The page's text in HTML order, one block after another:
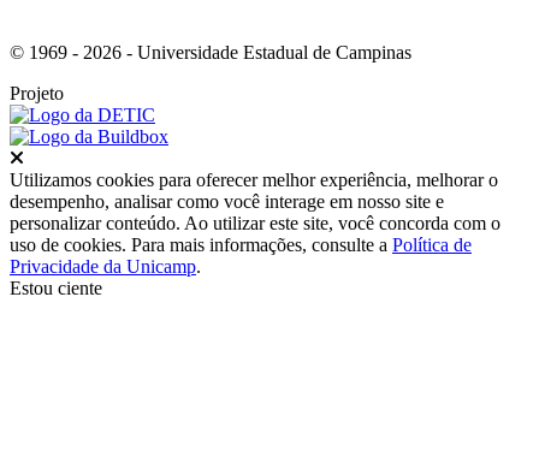
© 1969 - 2026 - Universidade Estadual de Campinas
Projeto
Utilizamos cookies para oferecer melhor experiência, melhorar o
desempenho, analisar como você interage em nosso site e
personalizar conteúdo. Ao utilizar este site, você concorda com o
uso de cookies. Para mais informações, consulte a Política de
Privacidade da Unicamp.
Estou ciente